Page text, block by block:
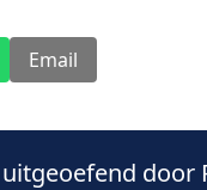
Email
door